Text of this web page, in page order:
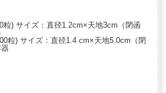
粒) サイズ：直径1.2cm×天地3cm（閉函
粒) サイズ：直径1.4 cm×天地5.0cm（閉